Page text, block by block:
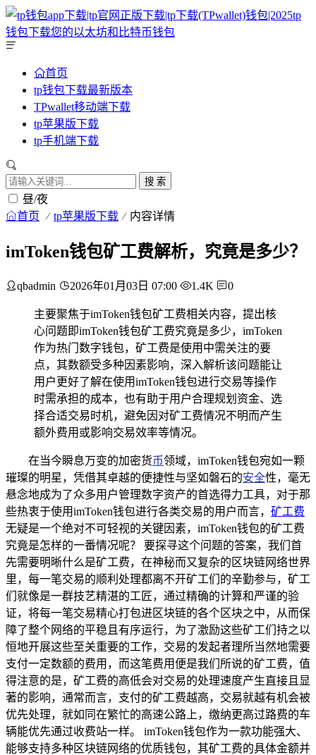
首页
tp钱包下载最新版本
TPwallet移动端下载
tp苹果版下载
tp手机端下载
搜 索
昼/夜
首页 tp苹果版下载 内容详情
imToken钱包矿工费解析，究竟是多少？
qbadmin 2026年01月03日 07:00 1.4K 0
主要聚焦于imToken钱包矿工费相关内容，提出核
心问题即imToken钱包矿工费究竟是多少，imToken
作为热门数字钱包，矿工费是使用中需关注的要
点，其数额受多种因素影响，深入解析该问题能让
用户更好了解在使用imToken钱包进行交易等操作
时需承担的成本，也有助于用户合理规划资金、选
择合适交易时机，避免因对矿工费情况不明而产生
额外费用或影响交易效率等情况。
在当今瞬息万变的加密货币领域，imToken钱包宛如一颗
璀璨的明星，凭借其卓越的便捷性与坚如磐石的安全性，毫无
悬念地成为了众多用户管理数字资产的首选得力工具，对于那
些热衷于使用imToken钱包进行各类交易的用户而言， 矿工费
无疑是一个绝对不可轻视的关键因素，imToken钱包的矿工费
究竟是怎样的一番情况呢？ 要探寻这个问题的答案，我们首
先需要明晰什么是矿工费，在神秘而又复杂的区块链网络世界
里，每一笔交易的顺利处理都离不开矿工们的辛勤参与，矿工
们就像是一群技艺精湛的工匠，通过精确的计算和严谨的验
证，将每一笔交易精心打包进区块链的各个区块之中，从而保
障了整个网络的平稳且有序运行，为了激励这些矿工们持之以
恒地开展这些至关重要的工作，交易的发起者理所当然地需要
支付一定数额的费用，而这笔费用便是我们所说的矿工费，值
得注意的是，矿工费的高低会对交易的处理速度产生直接且显
著的影响，通常而言，支付的矿工费越高，交易就越有机会被
优先处理，就如同在繁忙的高速公路上，缴纳更高过路费的车
辆能优先通过收费站一样。 imToken钱包作为一款功能强大、
能够支持多种区块链网络的优质钱包，其矿工费的具体金额并